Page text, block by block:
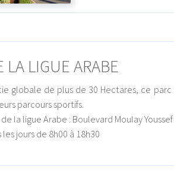
LA LIGUE ARABE
globale de plus de 30 Hectares, ce
parcours sportifs.
la ligue Arabe : Boulevard Moulay Youssef
les jours de 8h00 à 18h30